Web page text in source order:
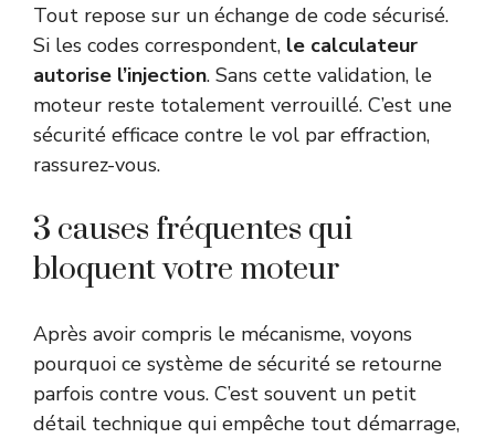
Tout repose sur un échange de code sécurisé.
Si les codes correspondent, le calculateur
autorise l’injection. Sans cette validation, le
moteur reste totalement verrouillé. C’est une
sécurité efficace contre le vol par effraction,
rassurez-vous.
3 causes fréquentes qui
bloquent votre moteur
Après avoir compris le mécanisme, voyons
pourquoi ce système de sécurité se retourne
parfois contre vous. C’est souvent un petit
détail technique qui empêche tout démarrage,